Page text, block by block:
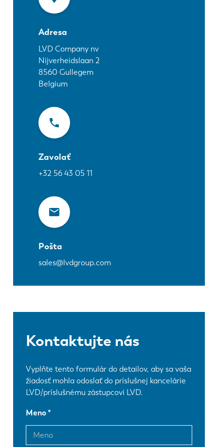
Adresa
LVD Company nv
Nijverheidslaan 2
8560 Gullegem
Belgium
Zavolať
+32 56 43 05 11
Pošta
sales@lvdgroup.com
Kontaktujte nás
Vyplňte tento formulár do detailov, aby sa vaša
žiadosť mohla odoslať do príslušnej kancelárie
LVD/príslušnému zástupcovi LVD.
Meno
Objavte LVD
Príbehy zákazníkov
Podujatia
Stredisko zdrojov
Priemyselné odvetvia a riešenia
Kontaktujte nás